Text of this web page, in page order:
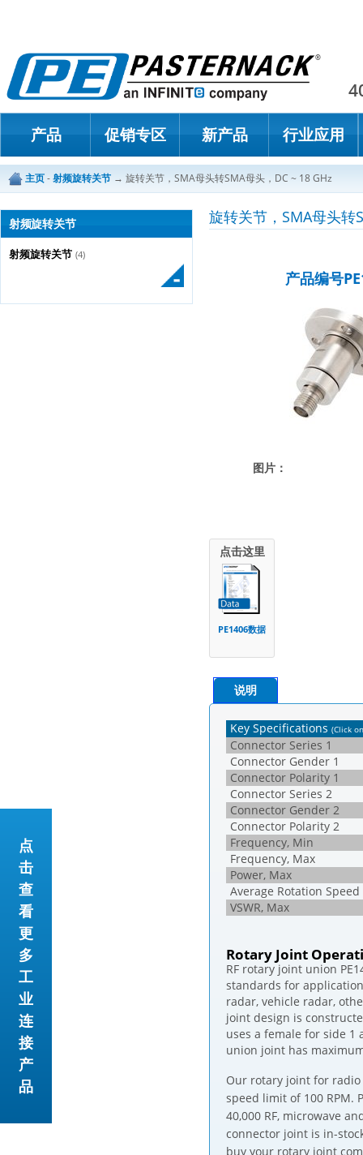
产品 促销专区 新产品 行业应用
主页-射频旋转关节 → 旋转关节，SMA母头转SMA母头，DC ~ 18 GHz
射频旋转关节
射频旋转关节 (4)
旋转关节，SMA母头转
产品编号
图片：
点击这里
PE1406数据
说明
Key Specifications (Click
Connector Series 1
Connector Gender 1
Connector Polarity 1
Connector Series 2
Connector Gender 2
Connector Polarity 2
Frequency, Min
Frequency, Max
Power, Max
Average Rotation Speed
VSWR, Max
Rotary Joint
RF rotary joint union
standards for
radar, vehicle radar,
joint design is
uses a female for side 1
union joint has
Our rotary joint for
speed limit of 100 RPM.
40,000 RF, microwave
connector joint is in-
buy your rotary joint
点
击
查
看
更
多
工
业
连
接
产
品